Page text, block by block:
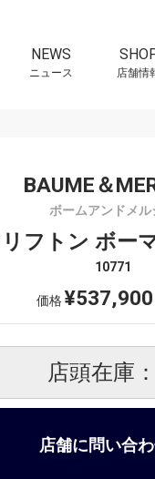
NEWS
ニュース 店舗情
BAUME＆
ボームアンドメル
フトン ボー
10771
価格¥537,900
店頭在庫
店舗に問い合